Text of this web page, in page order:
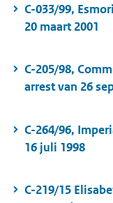
C-033/99,
20 maart 2001
C-205/98,
arrest van 26
C-264/96,
16 juli 1998
C-219/15